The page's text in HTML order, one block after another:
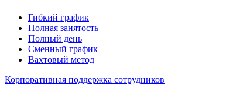
Гибкий график
Полная занятость
Полный день
Сменный график
Вахтовый метод
Корпоративная поддержка сотрудников